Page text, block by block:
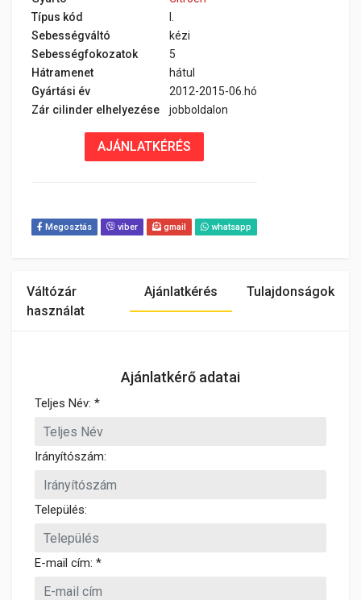
Típus kód
Sebességváltó
kézi
Sebességfokozatok
5
Hátramenet
hátul
Gyártási év
2012-2015-06.hó
Zár cilinder elhelyezése
jobboldalon
AJÁNLATKÉRÉS
Megosztás viber gmail whatsapp
Váltózár
használat
Ajánlatkérés Tulajdonságok
Ajánlatkérő adatai
Teljes Név: *
Irányítószám:
Település:
E-mail cím: *